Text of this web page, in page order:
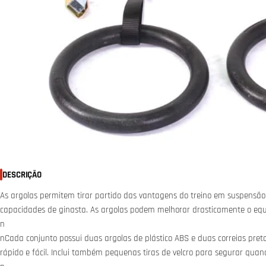
DESCRIÇÃO
As argolas permitem tirar partido das vantagens do treino em
capacidades de ginasta. As argolas podem melhorar drasticamente o
n
nCada conjunto possui duas argolas de plástico ABS e duas correias
rápido e fácil. Inclui também pequenas tiras de velcro para segurar